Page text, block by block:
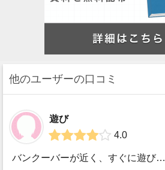
他のユーザーの口コミ
遊び
4.0
バンクーバーが近く、すぐに遊びに行くことができた。ショッピングセンター等は揃っているので、カナダの生活文化を体験することができた。しかし、何より中国人が多...